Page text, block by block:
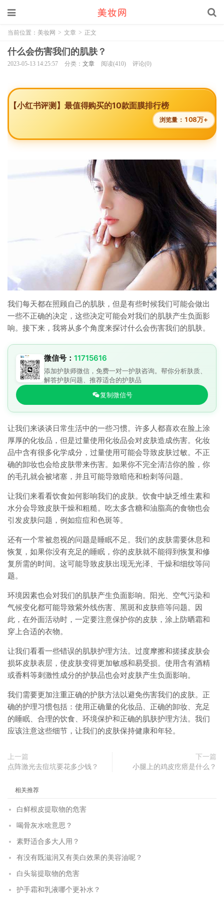
当前位置： 美妆网 > 文章 > 正文
什么会伤害我们的肌肤？
2023-05-13 14:25:57 分类： 文章 阅读(410) 评论(0)
【小红书评测】最值得购买的10款面膜排行榜
浏览量： 108万+
我们每天都在照顾自己的肌肤，但是有些时候我们可能会做出
一些不正确的决定，这些决定可能会对我们的肌肤产生负面影
响。接下来，我将从多个角度来探讨什么会伤害我们的肌肤。
微信号： 11715616
添加护肤师微信，免费一对一护肤咨询。帮你分析肤质、
解答护肤问题、推荐适合的护肤品
复制微信号
让我们来谈谈日常生活中的一些习惯。许多人都喜欢在脸上涂
厚厚的化妆品，但是过量使用化妆品会对皮肤造成伤害。化妆
品中含有很多化学成分，过量使用可能会导致皮肤过敏。不正
确的卸妆也会给皮肤带来伤害。如果你不完全清洁你的脸，你
的毛孔就会被堵塞，并且可能导致暗疮和粉刺等问题。
让我们来看看饮食如何影响我们的皮肤。饮食中缺乏维生素和
水分会导致皮肤干燥和粗糙。吃太多含糖和油脂高的食物也会
引发皮肤问题，例如痘痘和色斑等。
还有一个常被忽视的问题是睡眠不足。我们的皮肤需要休息和
恢复，如果你没有充足的睡眠，你的皮肤就不能得到恢复和修
复所需的时间。这可能导致皮肤出现无光泽、干燥和细纹等问
题。
环境因素也会对我们的肌肤产生负面影响。阳光、空气污染和
气候变化都可能导致紫外线伤害、黑斑和皮肤癌等问题。因
此，在外面活动时，一定要注意保护你的皮肤，涂上防晒霜和
穿上合适的衣物。
让我们看看一些错误的肌肤护理方法。过度摩擦和搓揉皮肤会
损坏皮肤表层，使皮肤变得更加敏感和易受损。使用含有酒精
或香料等刺激性成分的护肤品也会对皮肤产生负面影响。
我们需要更加注重正确的护肤方法以避免伤害我们的皮肤。正
确的护理习惯包括：使用正确量的化妆品、正确的卸妆、充足
的睡眠、合理的饮食、环境保护和正确的肌肤护理方法。我们
应该注意这些细节，让我们的皮肤保持健康和年轻。
上一篇
点阵激光去痘坑要花多少钱？
下一篇
小腿上的鸡皮疙瘩是什么？
相关推荐
白鲜根皮提取物的危害
喝骨灰水啥意思？
素野适合多大人用？
有没有既滋润又有美白效果的美容油呢？
白头翁提取物的危害
护手霜和乳液哪个更补水？